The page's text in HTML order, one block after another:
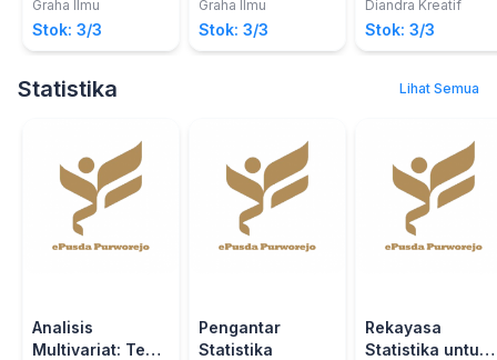
S.Ikom.; Ari Ratna
Ekawati, S.Pd.
Graha Ilmu
Stok: 3/3
Perilaku
Sepanjang
Graha Ilmu
Stok: 3/3
Diandra Kreatif
Stok: 3/3
Statistika Lihat Semua
Analisis
Multivariat: Teori
Pengantar
Statistika
Rekayasa
Statistika untuk